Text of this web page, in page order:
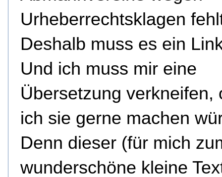
Urheberrechtsklagen
Deshalb muss es ein
Und ich muss mir eine
Übersetzung verkneifen,
ich sie gerne machen
Denn dieser (für mich
wunderschöne kleine